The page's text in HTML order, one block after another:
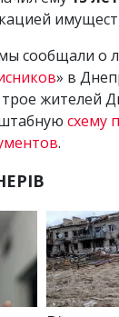
сообщали о
» в
жителей
схему
.